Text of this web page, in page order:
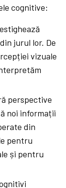
cognitive:
jurul lor. De
vizuale
perspective
noi informații
din
pentru
și pentru